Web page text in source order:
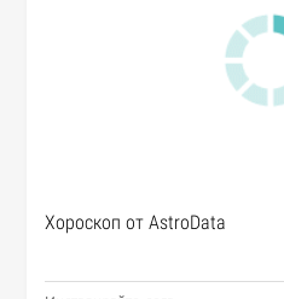
Хороскоп от AstroData